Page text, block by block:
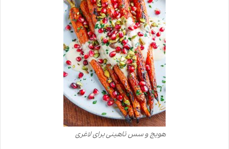
هویج و سس تاهینی برای لاغری